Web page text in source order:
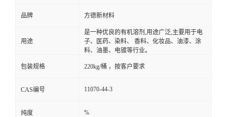
品牌 方德新材料
用途
是一种优良的有机溶剂,用途广泛,主要用于电
子、医药、染料、 香料、化妆品、油漆、涂
料、油墨、电镀等行业。
包装规格 220kg/桶 ，按客户要求
CAS编号 11070-44-3
纯度 %